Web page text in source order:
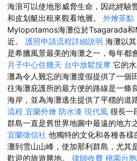
海浪可以使地形威脅生命，因此經驗
和皮划艇出租來觀看地層。 外燴茶點
Mylopotamos海灘位於Tsagarada
近。 護照申請流程詳細說明 海灘以
是希臘風景最美的海灘之一，每年都
月子中心住幾天 台中放鬆按摩 它的
灘為令人難忘的海灘度假提供了一個
往海灘庇護所的最方便的路線是一條
海岸，並為海灘逃生提供了平穩的道
流程 宜蘭外燴 防水漆 現代風 很長一
群島一直是舊世界地圖中最遠的地方
宜蘭徵信社 他獨特的文化和各種各
灘到雪山山峰，使加那利群島，尤其
歡迎的旅遊勝地。 律師收費 桃園台